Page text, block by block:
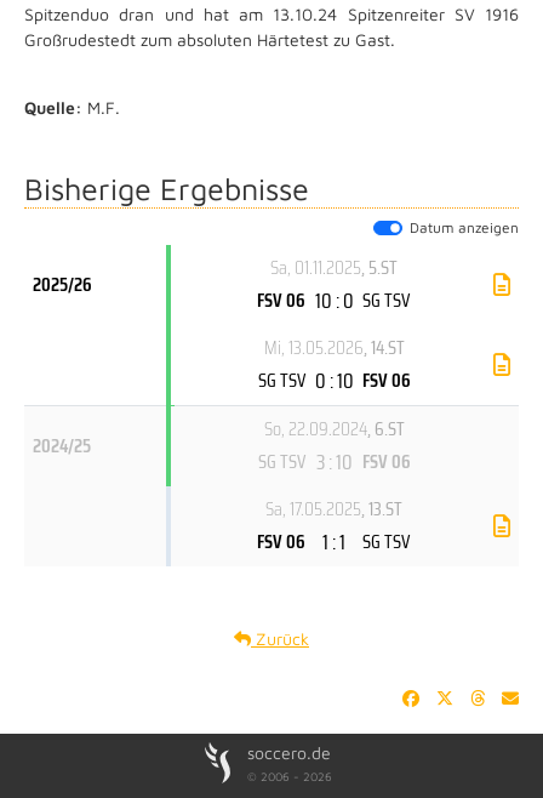
Spitzenduo dran und hat am 13.10.24 Spitzenreiter SV 1916
Großrudestedt zum absoluten Härtetest zu Gast.
Quelle: M.F.
Bisherige Ergebnisse
Datum anzeigen
2025/26
Sa, 01.11.2025, 5.ST
FSV 06 10 : 0 SG TSV
Mi, 13.05.2026, 14.ST
SG TSV 0 : 10 FSV 06
2024/25
So, 22.09.2024, 6.ST
SG TSV 3 : 10 FSV 06
Sa, 17.05.2025, 13.ST
FSV 06 1 : 1 SG TSV
Zurück
soccero.de
© 2006 - 2026